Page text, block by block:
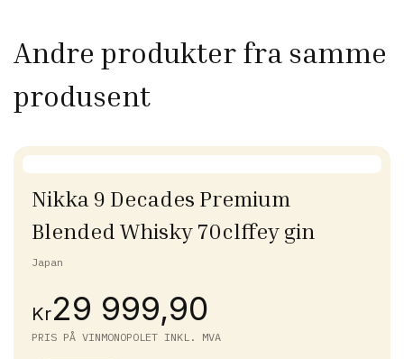
Andre produkter fra samme
produsent
Nikka 9 Decades Premium
Blended Whisky 70clffey gin
Japan
Kr29 999,90
PRIS PÅ VINMONOPOLET INKL. MVA